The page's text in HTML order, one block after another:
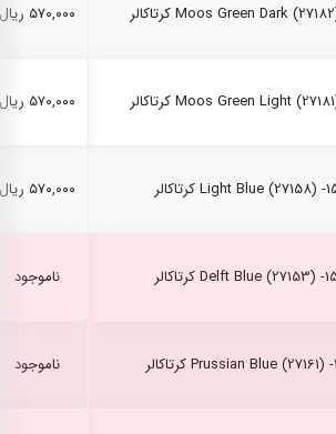
۵۷۰,۰۰۰ ریال
۵۷۰,۰۰۰ ریال
۵۷۰,۰۰۰ ریال
ناموجود
ناموجود